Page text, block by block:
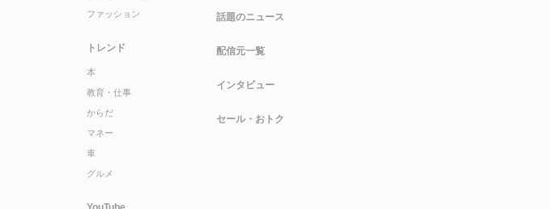
ファッション
トレンド
本
教育・仕事
からだ
マネー
車
グルメ
話題のニュース
配信元一覧
インタビュー
セール・おトク